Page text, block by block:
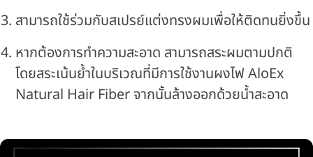
สามารถใช้ร่วมกับสเปรย์แต่งทรงผมเพื่อให้ติดทนยิ่งขึ้น
หากต้องการทำความสะอาด สามารถสระผมตามปกติ
โดยสระเน้นย้ำในบริเวณที่มีการใช้งานผงไฟ AloEx
Natural Hair Fiber จากนั้นล้างออกด้วยน้ำสะอาด